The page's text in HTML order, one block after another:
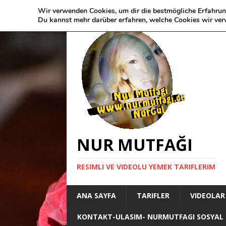
NUR MUTFAĞI
RESIMLI VE VIDEOLU YEMEK TARIFLERIM
ANA SAYFA TARIFLER VIDEOLAR
KONTAKT-ULASIM- NURMUTFAGI SOSYAL
Wir verwenden Cookies, um dir die bestmögliche
Du kannst mehr darüber erfahren, welche Cookies wir